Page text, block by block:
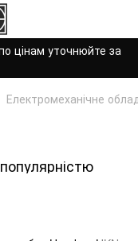
цінам уточнюйте за
Електромеханічне